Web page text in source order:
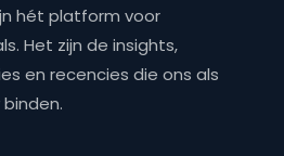
hét platform voor
Het zijn de insights,
en recencies die ons als